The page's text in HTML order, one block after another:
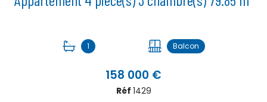
1 Balcon
158 000 €
Réf 1429